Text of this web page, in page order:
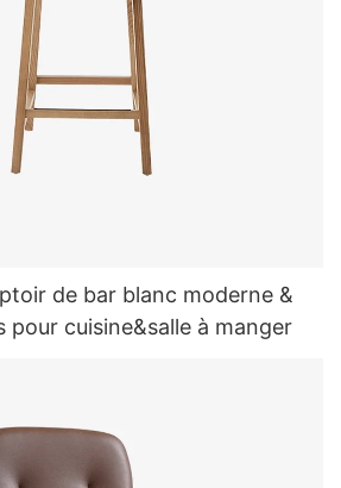
de bar blanc moderne &
pour cuisine&salle à manger